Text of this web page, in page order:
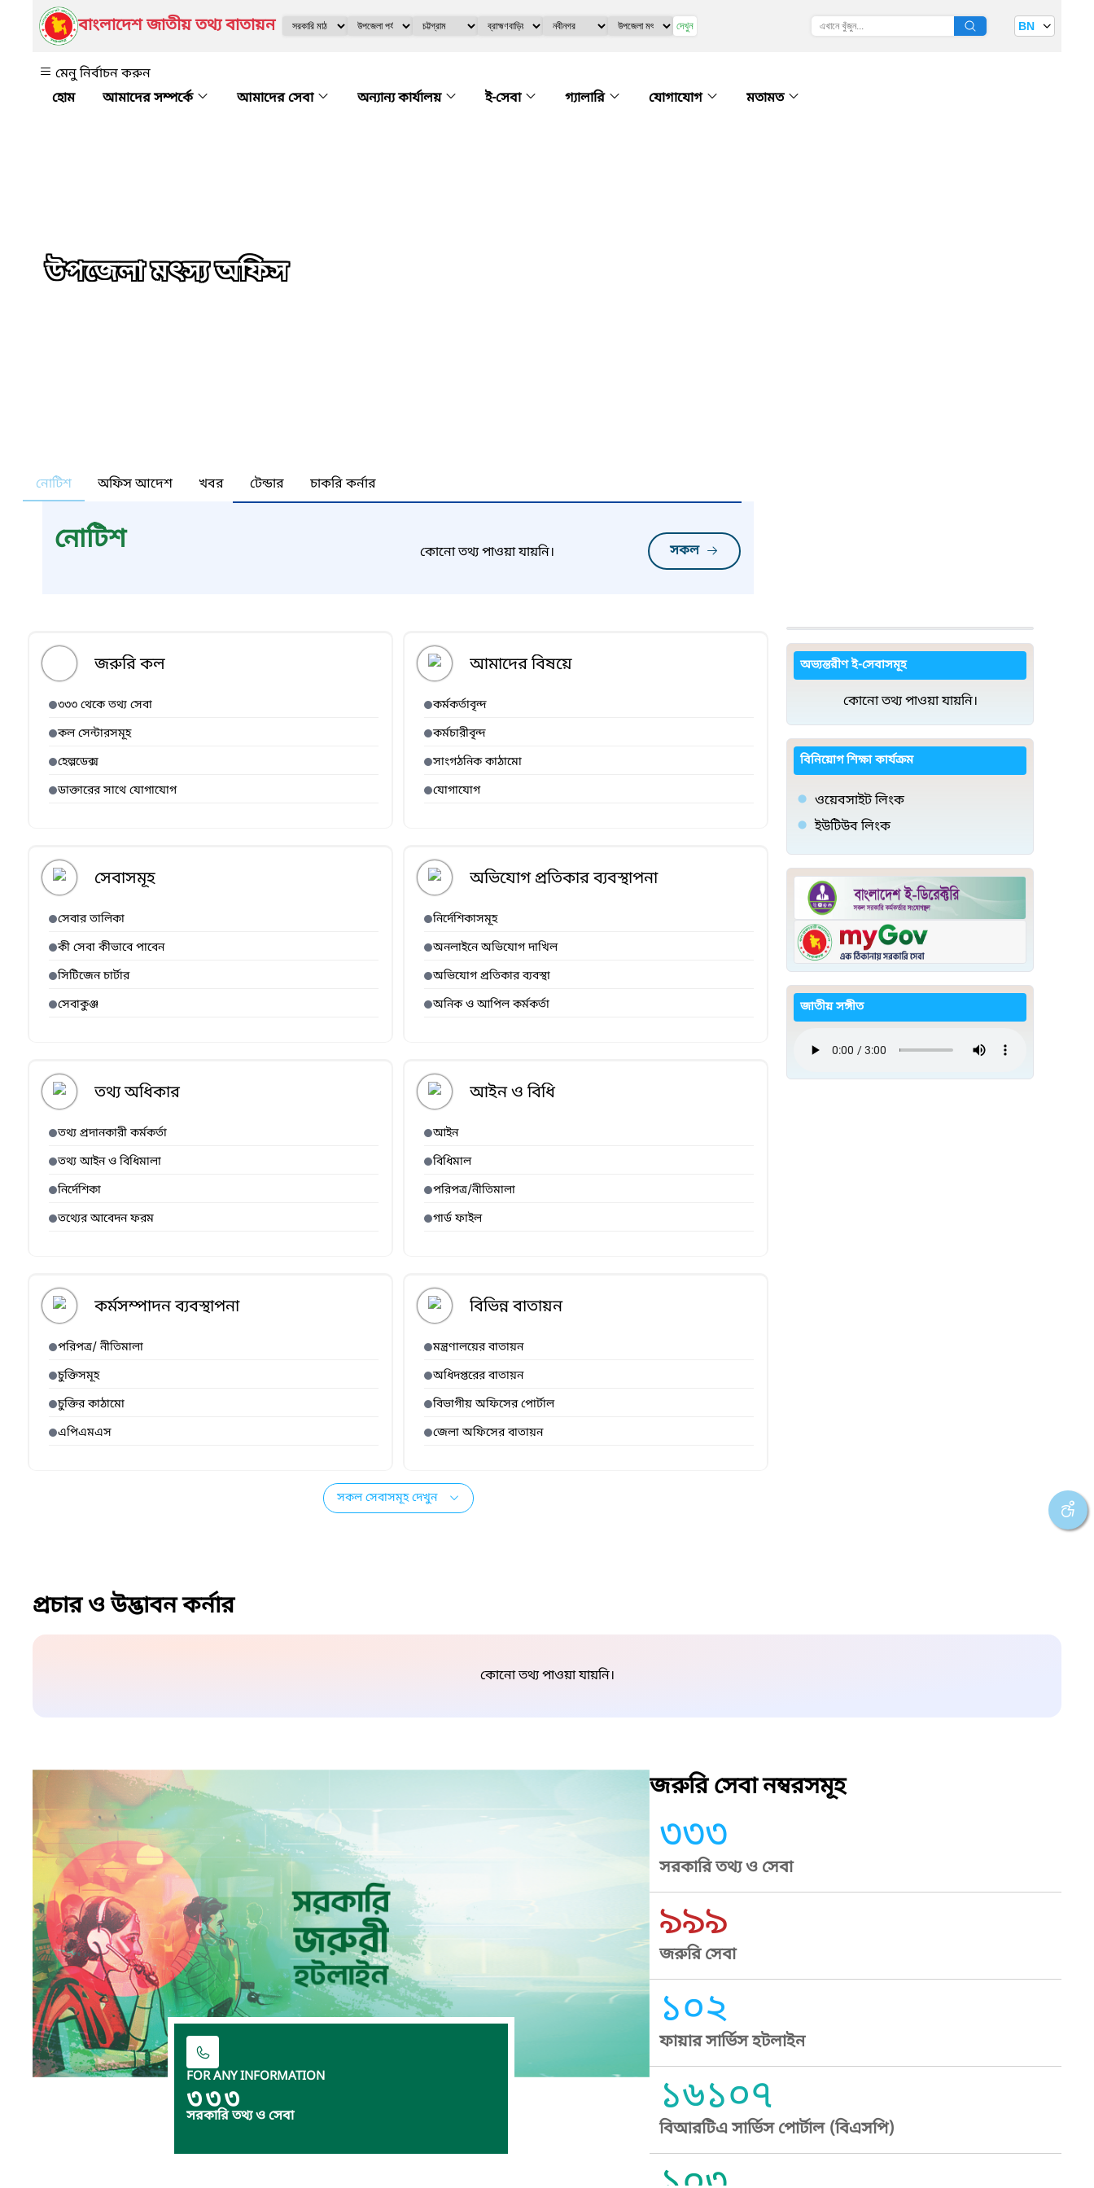
বাংলাদেশ জাতীয় তথ্য বাতায়ন দেখুন BN
মেনু নির্বাচন করুন
আমাদের সম্পর্কে
আমাদের সেবা অন্যান্য কার্যালয় ই-সেবা গ্যালারি যোগাযোগ মতামত
উপজেলা মৎস্য অফিস
নোটিশ অফিস আদেশ খবর টেন্ডার চাকরি কর্নার
নোটিশ সকল
কোনো তথ্য পাওয়া যায়নি।
জরুরি কল
৩৩৩ থেকে তথ্য সেবা
কল সেন্টারসমূহ
হেল্পডেক্স
ডাক্তারের সাথে যোগাযোগ
আমাদের বিষয়ে
কর্মকর্তাবৃন্দ
কর্মচারীবৃন্দ
সাংগঠনিক কাঠামো
যোগাযোগ
সেবাসমূহ
সেবার তালিকা
কী সেবা কীভাবে পাবেন
সিটিজেন চার্টার
সেবাকুঞ্জ
অভিযোগ প্রতিকার ব্যবস্থাপনা
নির্দেশিকাসমূহ
অনলাইনে অভিযোগ দাখিল
অভিযোগ প্রতিকার ব্যবস্থা
অনিক ও আপিল কর্মকর্তা
তথ্য অধিকার
তথ্য প্রদানকারী কর্মকর্তা
তথ্য আইন ও বিধিমালা
নির্দেশিকা
তথ্যের আবেদন ফরম
আইন ও বিধি
আইন
বিধিমাল
পরিপত্র/নীতিমালা
গার্ড ফাইল
কর্মসম্পাদন ব্যবস্থাপনা
পরিপত্র/ নীতিমালা
চুক্তিসমূহ
চুক্তির কাঠামো
এপিএমএস
বিভিন্ন বাতায়ন
মন্ত্রণালয়ের বাতায়ন
অধিদপ্তরের বাতায়ন
বিভাগীয় অফিসের পোর্টাল
জেলা অফিসের বাতায়ন
সকল সেবাসমূহ দেখুন
অভ্যন্তরীণ ই-সেবাসমূহ
কোনো তথ্য পাওয়া যায়নি।
বিনিয়োগ শিক্ষা কার্যক্রম
ওয়েবসাইট লিংক
ইউটিউব লিংক
জাতীয় সঙ্গীত
প্রচার ও উদ্ভাবন কর্নার
কোনো তথ্য পাওয়া যায়নি।
FOR ANY INFORMATION
৩৩৩
সরকারি তথ্য ও সেবা
জরুরি সেবা নম্বরসমূহ
৩৩৩
সরকারি তথ্য ও সেবা
৯৯৯
জরুরি সেবা
১০২
ফায়ার সার্ভিস হটলাইন
১৬১০৭
বিআরটিএ সার্ভিস পোর্টাল (বিএসপি)